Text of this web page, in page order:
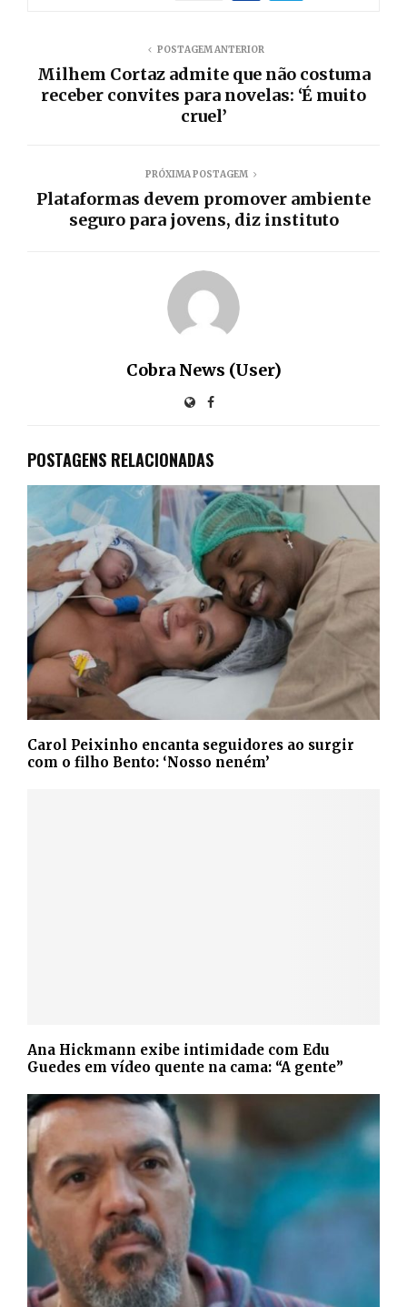
POSTAGEM ANTERIOR
Milhem Cortaz admite que não costuma
receber convites para novelas: ‘É muito
cruel’
PRÓXIMA POSTAGEM
Plataformas devem promover ambiente
seguro para jovens, diz instituto
Cobra News (User)
POSTAGENS RELACIONADAS
Carol Peixinho encanta seguidores ao surgir
com o filho Bento: ‘Nosso neném’
Ana Hickmann exibe intimidade com Edu
Guedes em vídeo quente na cama: “A gente”